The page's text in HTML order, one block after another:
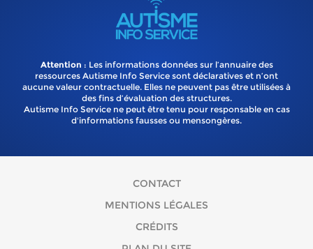
Attention : Les informations données sur l’annuaire des
ressources Autisme Info Service sont déclaratives et n’ont
aucune valeur contractuelle. Elles ne peuvent pas être utilisées à
des fins d’évaluation des structures.
Autisme Info Service ne peut être tenu pour responsable en cas
d'informations fausses ou mensongères.
CONTACT
MENTIONS LÉGALES
CRÉDITS